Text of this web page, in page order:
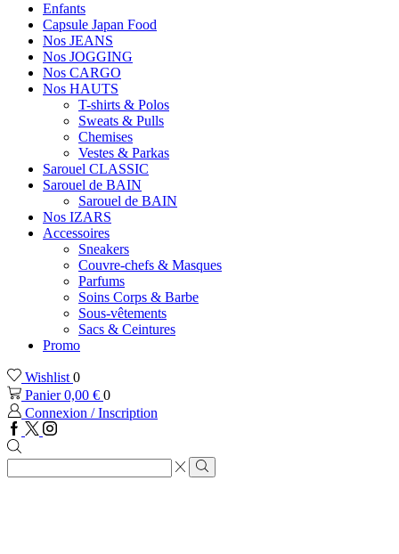
Enfants
Capsule Japan Food
Nos JEANS
Nos JOGGING
Nos CARGO
Nos HAUTS
T-shirts & Polos
Sweats & Pulls
Chemises
Vestes & Parkas
Sarouel CLASSIC
Sarouel de BAIN
Sarouel de BAIN
Nos IZARS
Accessoires
Sneakers
Couvre-chefs & Masques
Parfums
Soins Corps & Barbe
Sous-vêtements
Sacs & Ceintures
Promo
Wishlist 0
Panier0,00 € 0
Connexion / Inscription
Facebook
TwitterInstagram
Zone
de
Rechercher